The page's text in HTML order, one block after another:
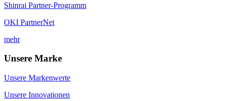
Shinrai Partner-Programm
OKI PartnerNet
mehr
Unsere Marke
Unsere Markenwerte
Unsere Innovationen